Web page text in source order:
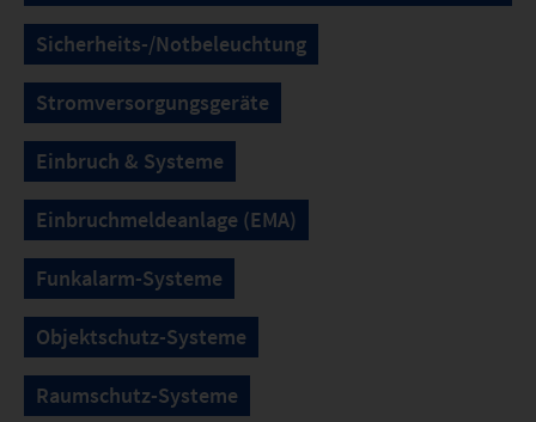
Sicherheits-/Notbeleuchtung
Stromversorgungsgeräte
Einbruch & Systeme
Einbruchmeldeanlage (EMA)
Funkalarm-Systeme
Objektschutz-Systeme
Raumschutz-Systeme